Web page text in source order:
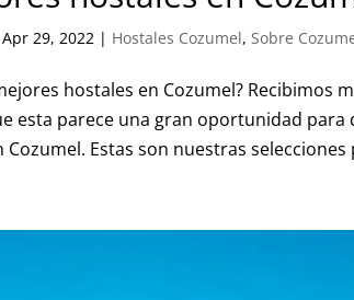
Apr 29, 2022 | Hostales Cozumel, Sobre
hostales en Cozumel? Recibimos
esta parece una gran oportunidad
Estas son nuestras selecciones